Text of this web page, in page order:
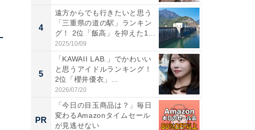
4
遠方からでも行きたいと思う
「三重県の道の駅」ランキン
グ！ 2位「飯高」を抑えた1...
2025/10/09
5
「KAWAII LAB.」でかわいい
と思うアイドルランキング！
2位「櫻井優衣」...
2026/07/20
PR
「今日の目玉商品は？」毎日
変わるAmazonタイムセール
が見逃せない